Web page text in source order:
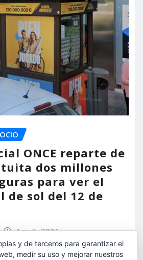
OCIO
ONCE reparte de
dos millones
para ver el
de sol del 12 de
Ago 5, 2026
y de terceros para garantizar el
medir su uso y mejorar nuestros